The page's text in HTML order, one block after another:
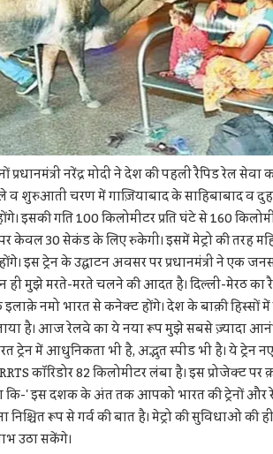
प्रधानमंत्री नरेंद्र मोदी ने देश की पहली रैपिड रेल
शुरुआती चरण में गाज़ियाबाद के साहिबाबाद व
गति 100 किलोमीटर प्रति घंटे से 160
केवल 30 सेकंड के लिए रुकेगी। इसमें मेट्रो की तरह
इस ट्रेन के उद्घाटन अवसर पर प्रधानमंत्री ने एक
ही मुझे मरते-मरते चलने की आदत है। दिल्ली-मेरठ
इलाक़े नमो भारत से कनेक्ट होंगे। देश के बाक़ी हिस्सों
है। आज रेलवे का ये नया रूप मुझे सबसे ज़्यादा
ट्रेन में आधुनिकता भी है, अद्भुत स्पीड भी है। ये
कॉरिडोर 82 किलोमीटर लंबा है। इस प्रोजेक्ट
कहा कि-' इस दशक के अंत तक आपको भारत की ट्रेनों
रूप से गर्व की बात है। मेट्रो की सुविधाओं
उठा सकेंगे।